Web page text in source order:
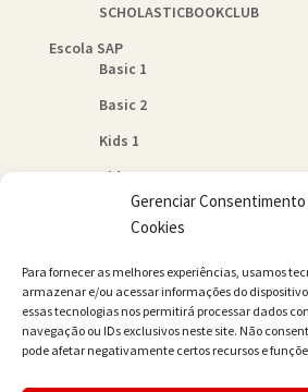
Gerenciar Consentimento
Cookies
Para fornecer as melhores experiências, usamos
armazenar e/ou acessar informações do
essas tecnologias nos permitirá processar dados
navegação ou IDs exclusivos neste site. Não
pode afetar negativamente certos recursos e
SCHOLASTICBOOKCLUB
Escola SAP
Basic 1
Basic 2
Kids 1
Kids 2
Quem Somos
Contato